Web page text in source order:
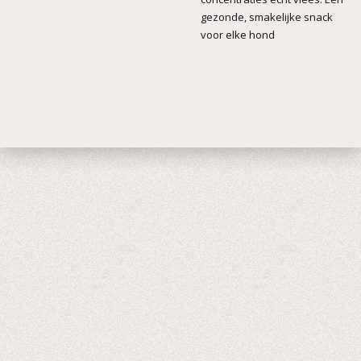
gezonde, smakelijke snack
voor elke hond